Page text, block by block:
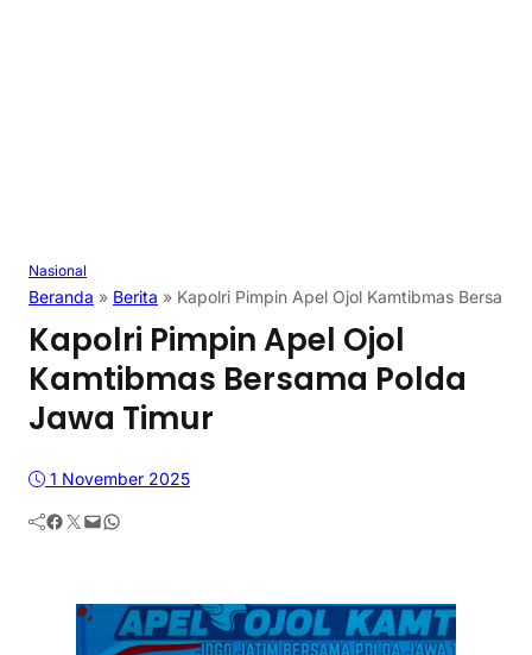
Nasional
Beranda » Berita » Kapolri Pimpin Apel Ojol Kamtibmas
Kapolri Pimpin Apel Ojol
Kamtibmas Bersama Polda
Jawa Timur
1 November 2025
Facebook Twitter Mail WhatsApp